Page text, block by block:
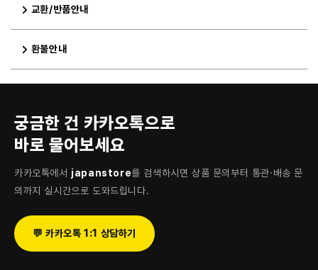
교환/반품안내
환불안내
궁금한 건 카카오톡으로
바로 물어보세요
카카오톡에서 japanstore를 검색하시면 상품 문의부터 통관·배송 문
의까지 실시간으로 도와드립니다.
💬 카카오톡 1:1 상담하기